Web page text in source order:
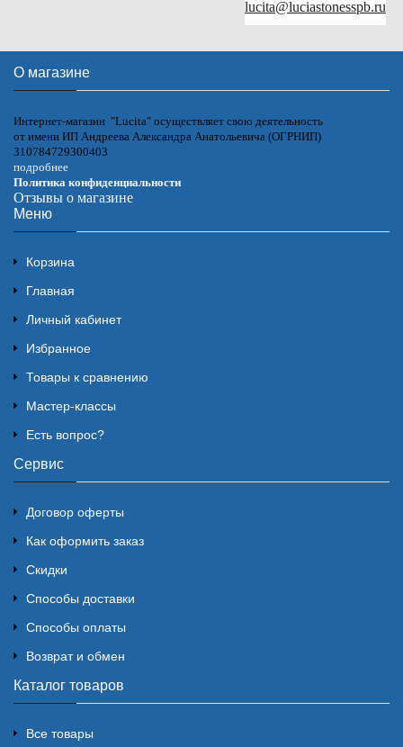
lucita@luciastonesspb.ru
О магазине
Интернет-магазин "Lucita" осуществляет свою деятельность
от имени ИП Андреева Александра Анатольевича (ОГРНИП)
310784729300403
подробнее
Политика конфиденциальности
Отзывы о магазине
Меню
Корзина
Главная
Личный кабинет
Избранное
Товары к сравнению
Мастер-классы
Есть вопрос?
Сервис
Договор оферты
Как оформить заказ
Скидки
Способы доставки
Способы оплаты
Возврат и обмен
Каталог товаров
Все товары